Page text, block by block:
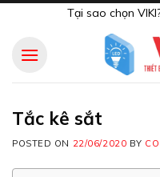
content
Tại sao chọn
Tắc kê sắt
POSTED ON 22/06/2020 BY